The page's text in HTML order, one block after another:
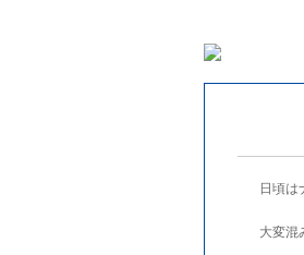
日頃は
大変混